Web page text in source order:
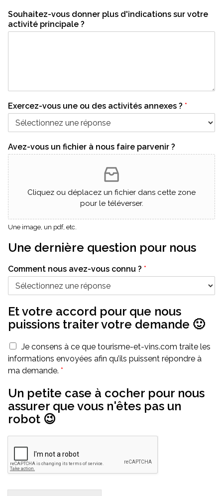
Souhaitez-vous donner plus d'indications sur votre
activité principale ?
Exercez-vous une ou des activités annexes ? *
Avez-vous un fichier à nous faire parvenir ?
Cliquez ou déplacez un fichier dans cette zone
pour le téléverser.
Une image, un pdf, etc.
Une dernière question pour nous
Comment nous avez-vous connu ? *
Et votre accord pour que nous
puissions traiter votre demande 🙂
Je consens à ce que tourisme-et-vins.com traite les
informations envoyées afin qu’ils puissent répondre à
ma demande. *
Un petite case à cocher pour nous
assurer que vous n'êtes pas un
robot 😉